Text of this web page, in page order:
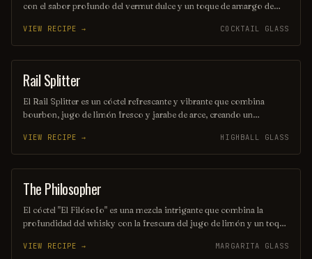
con el sabor profundo del vermut dulce y un toque de amargo de
equilibrado, lo convierten en una opción perfecta para quienes
buscan una bebida elegante y sofisticada. Ideal para disfrutar en una
noche especial o como aperitivo antes de una cena.
VIEW RECIPE → COCKTAIL GLASS
COCKTAIL
Rail Splitter
El Rail Splitter es un cóctel refrescante y vibrante que combina
bourbon, jugo de limón fresco y jarabe de arce, creando un
rodaja de limón y una ramita de menta, este trago es ideal para
disfrutar en una tarde soleada. Su nombre rinde homenaje al famoso
presidente estadounidense Abraham Lincoln, conocido como el
"Rail Splitter".
VIEW RECIPE → HIGHBALL GLASS
COCKTAIL
The Philosopher
El cóctel "El Filósofo" es una mezcla intrigante que combina la
profundidad del whisky con la frescura del jugo de limón y un toque
de cada sorbo una experiencia contemplativa. Ideal para aquellos que
VIEW RECIPE → MARGARITA GLASS